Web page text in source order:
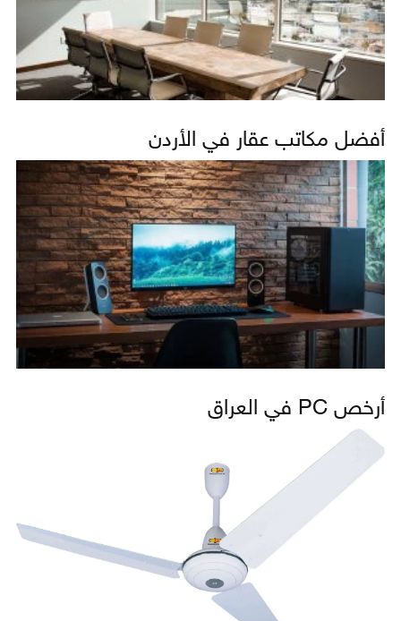
أفضل مكاتب عقار في الأردن
أرخص PC في العراق